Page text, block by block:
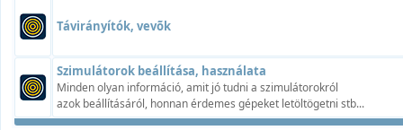
Távirányítók, vevõk
Szimulátorok beállítása, használata
Minden olyan információ, amit jó tudni a szimulátorokról
azok beállításáról, honnan érdemes gépeket letöltögetni stb...